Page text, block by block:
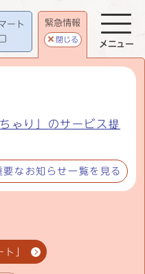
ート
緊急情報
閉じる
ゃり」のサービス提
要なお知らせ一覧を見る
」
メニュー